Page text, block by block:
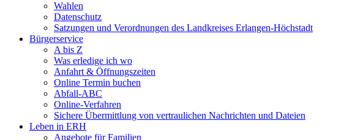
Wahlen
Datenschutz
Satzungen und Verordnungen des Landkreises Erlangen-Höchstadt
Bürgerservice
A bis Z
Was erledige ich wo
Anfahrt & Öffnungszeiten
Online Termin buchen
Abfall-ABC
Online-Verfahren
Sichere Übermittlung von vertraulichen Nachrichten und Dateien
Leben in ERH
Angebote für Familien